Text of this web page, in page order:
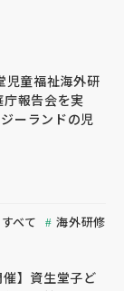
児童福祉海外研
報告会を実
ーランドの児
すべて 海外研修
催】資生堂子ど